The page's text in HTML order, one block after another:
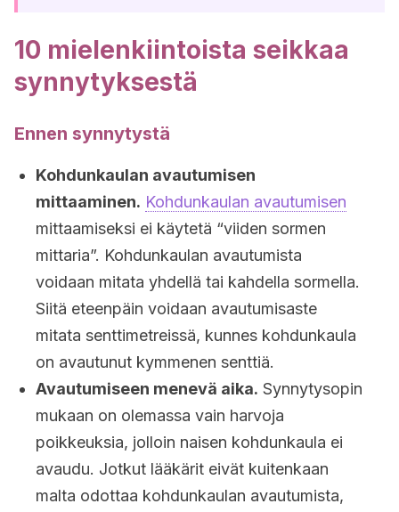
10 mielenkiintoista seikkaa
synnytyksestä
Ennen synnytystä
Kohdunkaulan avautumisen
mittaaminen. Kohdunkaulan avautumisen
mittaamiseksi ei käytetä “viiden sormen
mittaria”. Kohdunkaulan avautumista
voidaan mitata yhdellä tai kahdella sormella.
Siitä eteenpäin voidaan avautumisaste
mitata senttimetreissä, kunnes kohdunkaula
on avautunut kymmenen senttiä.
Avautumiseen menevä aika. Synnytysopin
mukaan on olemassa vain harvoja
poikkeuksia, jolloin naisen kohdunkaula ei
avaudu. Jotkut lääkärit eivät kuitenkaan
malta odottaa kohdunkaulan avautumista,